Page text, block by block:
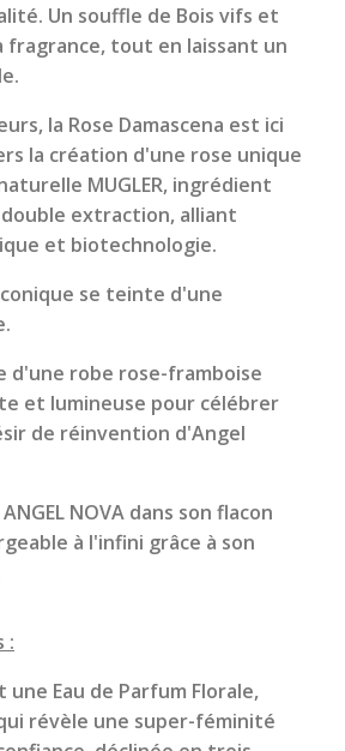
Un souffle de Bois vifs et
fragrance, tout en laissant un
la Rose Damascena est ici
la création d'une rose unique
MUGLER, ingrédient
extraction, alliant
et biotechnologie.
se teinte d'une
d'une robe rose-framboise
et lumineuse pour célébrer
de réinvention d'Angel
NOVA dans son flacon
à l'infini grâce à son
:
une Eau de Parfum Florale,
révèle une super-féminité